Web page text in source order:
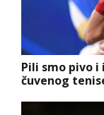
Pili smo pivo
čuvenog